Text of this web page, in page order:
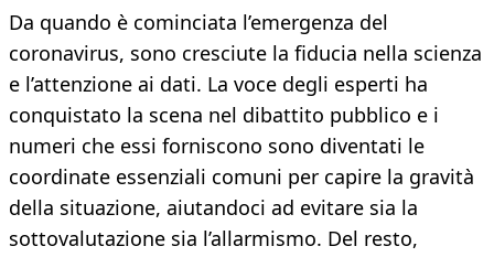
Da quando è cominciata l’emergenza del
coronavirus, sono cresciute la fiducia nella scienza
e l’attenzione ai dati. La voce degli esperti ha
conquistato la scena nel dibattito pubblico e i
numeri che essi forniscono sono diventati le
coordinate essenziali comuni per capire la gravità
della situazione, aiutandoci ad evitare sia la
sottovalutazione sia l’allarmismo. Del resto,